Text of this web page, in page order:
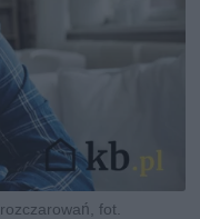
fot.